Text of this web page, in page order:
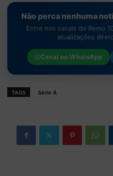
Não perca nenhuma
Entre nos canais do Remo
atualizações
Canal noWhatsApp
TAGS Série A